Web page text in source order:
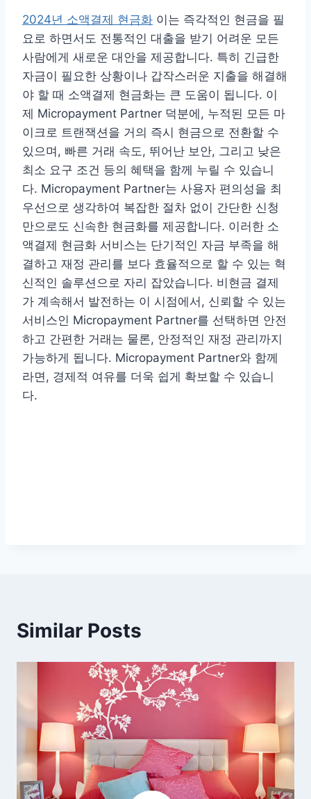
2024년 소액결제 현금화 이는 즉각적인 현금을 필
요로 하면서도 전통적인 대출을 받기 어려운 모든
사람에게 새로운 대안을 제공합니다. 특히 긴급한
자금이 필요한 상황이나 갑작스러운 지출을 해결해
야 할 때 소액결제 현금화는 큰 도움이 됩니다. 이
제 Micropayment Partner 덕분에, 누적된 모든 마
이크로 트랜잭션을 거의 즉시 현금으로 전환할 수
있으며, 빠른 거래 속도, 뛰어난 보안, 그리고 낮은
최소 요구 조건 등의 혜택을 함께 누릴 수 있습니
다. Micropayment Partner는 사용자 편의성을 최
우선으로 생각하여 복잡한 절차 없이 간단한 신청
만으로도 신속한 현금화를 제공합니다. 이러한 소
액결제 현금화 서비스는 단기적인 자금 부족을 해
결하고 재정 관리를 보다 효율적으로 할 수 있는 혁
신적인 솔루션으로 자리 잡았습니다. 비현금 결제
가 계속해서 발전하는 이 시점에서, 신뢰할 수 있는
서비스인 Micropayment Partner를 선택하면 안전
하고 간편한 거래는 물론, 안정적인 재정 관리까지
가능하게 됩니다. Micropayment Partner와 함께
라면, 경제적 여유를 더욱 쉽게 확보할 수 있습니
다.
Similar Posts